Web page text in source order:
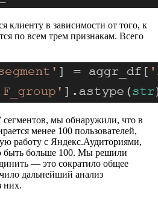
клиенту в зависимости от того, к
по всем трем признакам. Всего
сегментов, мы обнаружили, что в
менее 100 пользователей,
работу с Яндекс.Аудиториями,
быть больше 100. Мы решили
— это сократило общее
дальнейший анализ
них.